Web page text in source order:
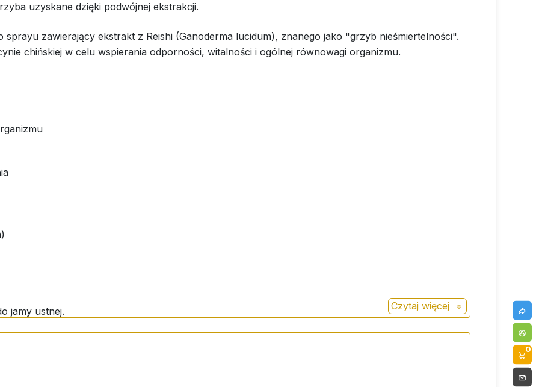
uzyskane dzięki podwójnej ekstrakcji.
sprayu zawierający ekstrakt z Reishi (Ganoderma lucidum), znanego jako "grzyb nieśmiertelności".
chińskiej w celu wspierania odporności, witalności i ogólnej równowagi organizmu.
jamy ustnej.
z Reishi (Ganoderma lucidum), glicerol, witamina C (kwas L-askorbinowy), woda
Czytaj więcej
0